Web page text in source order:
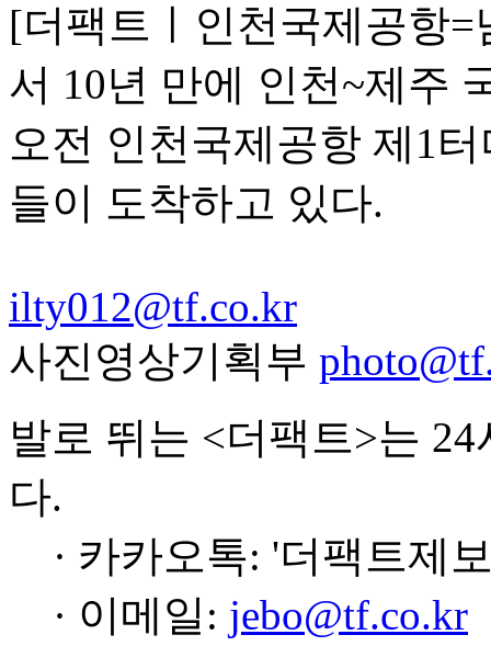
[더팩트ㅣ인천국제공항
서 10년 만에 인천~제주
오전 인천국제공항 제1
들이 도착하고 있다.
ilty012@tf.co.kr
사진영상기획부
발로 뛰는 <더팩트>는
다.
· 카카오톡: '더팩트제
· 이메일: jebo@tf.co.kr